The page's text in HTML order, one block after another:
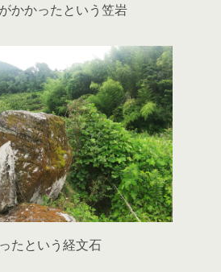
かかったという笠岩
たという経文石